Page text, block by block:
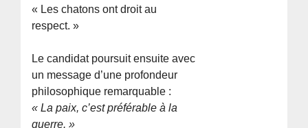
« Les chatons ont droit au
respect. »
Le candidat poursuit ensuite avec
un message d’une profondeur
philosophique remarquable :
« La paix, c’est préférable à la
guerre. »